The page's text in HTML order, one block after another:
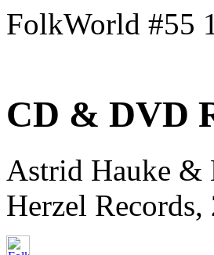
FolkWorld #55
CD & DVD
Astrid Hauke &
Herzel Records,